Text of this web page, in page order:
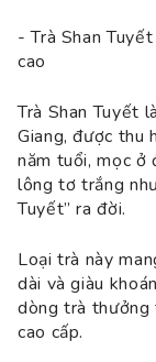
- Trà Shan
cao
Trà Shan Tuyết
Giang, được thu
năm tuổi, mọc
lông tơ trắng
Tuyết” ra đời.
Loại trà này
dài và giàu
dòng trà thưởng
cao cấp.